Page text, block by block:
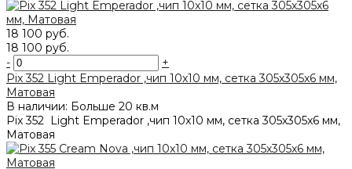
18 100 руб.
18 100 руб.
-
+
Pix 352 Light Emperador ,чип 10x10 мм, сетка 305х305x6 мм,
Матовая
В наличии: Больше 20 кв.м
Pix 352 Light Emperador ,чип 10x10 мм, сетка 305х305x6 мм,
Матовая